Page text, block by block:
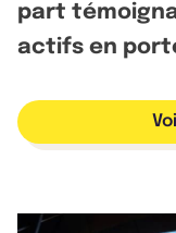
part
actifs en